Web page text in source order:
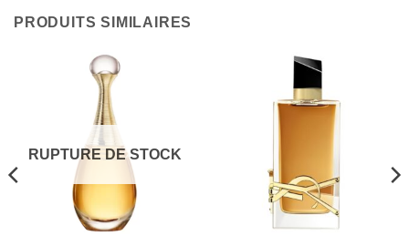
PRODUITS SIMILAIRES
RUPTURE DE STOCK